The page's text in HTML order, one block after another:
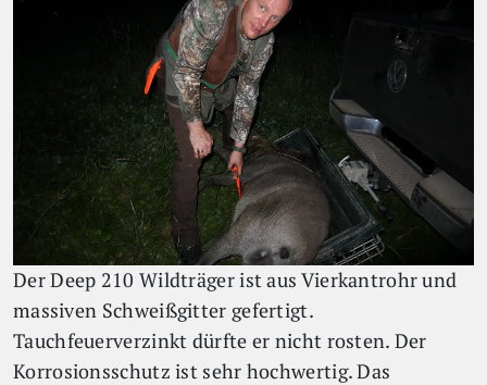
Der Deep 210 Wildträger ist aus Vierkantrohr und
massiven Schweißgitter gefertigt.
Tauchfeuerverzinkt dürfte er nicht rosten. Der
Korrosionsschutz ist sehr hochwertig. Das